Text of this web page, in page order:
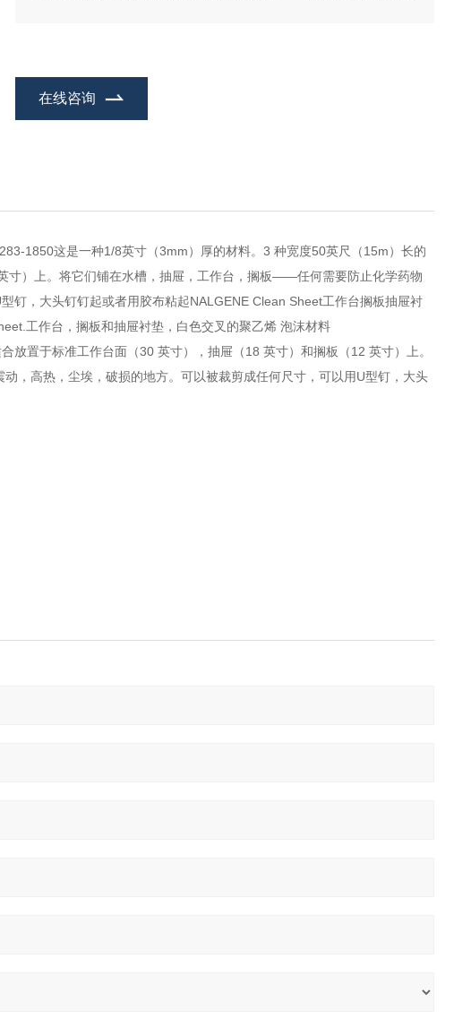
在线咨询
1850这是一种1/8英寸（3mm）厚的材料。3 种宽度50英尺（15m）长的
寸）上。将它们铺在水槽，抽屉，工作台，搁板——任何需要防止化学药物
钉，大头钉钉起或者用胶布粘起NALGENE Clean Sheet工作台搁板抽屉衬
工作台，搁板和抽屉衬垫，白色交叉的聚乙烯 泡沫材料
置于标准工作台面（30 英寸），抽屉（18 英寸）和搁板（12 英寸）上。
高热，尘埃，破损的地方。可以被裁剪成任何尺寸，可以用U型钉，大头